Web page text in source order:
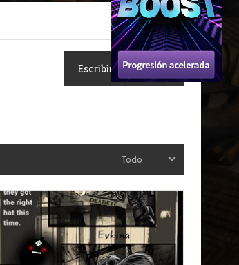
Escribir publicación
Todo